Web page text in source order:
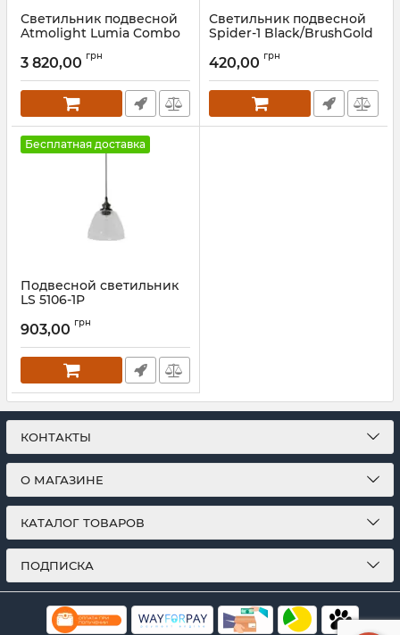
Светильник подвесной
Atmolight Lumia Combo
Артикул:1291412
3 820,00 грн
Светильник подвесной
Spider-1 Black/BrushGold
420,00 грн
Бесплатная доставка
Подвесной светильник
LS 5106-1P
903,00 грн
КОНТАКТЫ
О МАГАЗИНЕ
КАТАЛОГ ТОВАРОВ
ПОДПИСКА